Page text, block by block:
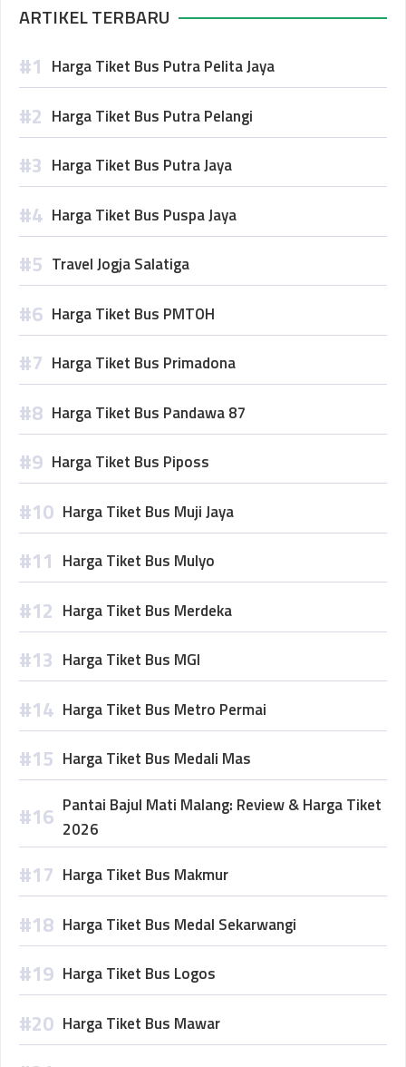
ARTIKEL TERBARU
Harga Tiket Bus Putra Pelita Jaya
Harga Tiket Bus Putra Pelangi
Harga Tiket Bus Putra Jaya
Harga Tiket Bus Puspa Jaya
Travel Jogja Salatiga
Harga Tiket Bus PMTOH
Harga Tiket Bus Primadona
Harga Tiket Bus Pandawa 87
Harga Tiket Bus Piposs
Harga Tiket Bus Muji Jaya
Harga Tiket Bus Mulyo
Harga Tiket Bus Merdeka
Harga Tiket Bus MGI
Harga Tiket Bus Metro Permai
Harga Tiket Bus Medali Mas
Pantai Bajul Mati Malang: Review & Harga Tiket
2026
Harga Tiket Bus Makmur
Harga Tiket Bus Medal Sekarwangi
Harga Tiket Bus Logos
Harga Tiket Bus Mawar